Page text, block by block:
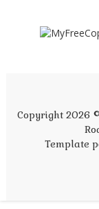
Copyright 2026
Template